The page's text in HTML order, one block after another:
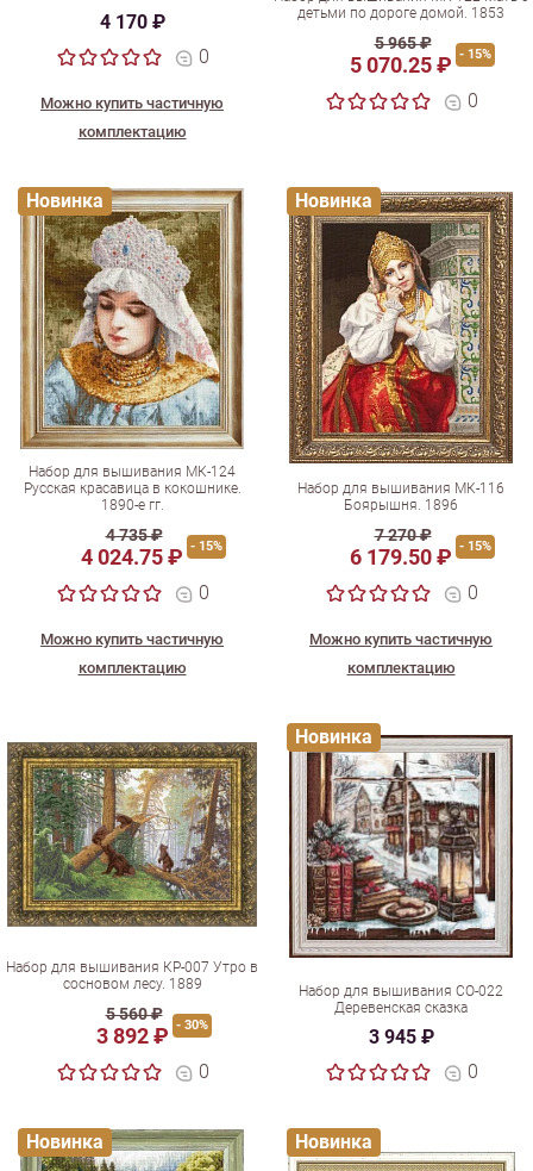
4 170 ₽
0
Можно купить частичную
комплектацию
детьми по дороге домой. 1853
5 965 ₽
5 070.25 ₽ - 15%
0
Набор для вышивания МК-124
Русская красавица в кокошнике.
1890-е гг.
4 735 ₽
4 024.75 ₽ - 15%
0
Можно купить частичную
комплектацию
Новинка
Набор для вышивания МК-116
Боярышня. 1896
7 270 ₽
6 179.50 ₽ - 15%
0
Можно купить частичную
комплектацию
Новинка
Набор для вышивания КР-007 Утро в
сосновом лесу. 1889
5 560 ₽
3 892 ₽ - 30%
0
Набор для вышивания СО-022
Деревенская сказка
3 945 ₽
0
Новинка
Новинка Новинка